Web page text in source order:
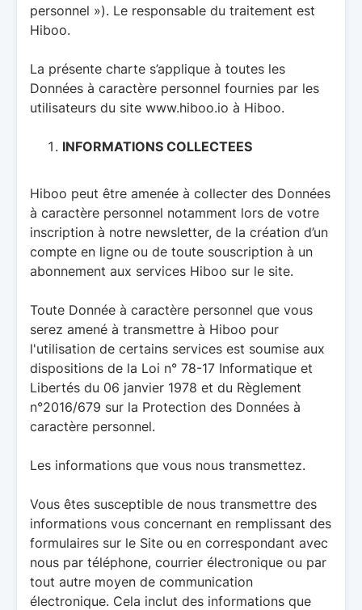
personnel »). Le responsable du traitement est
Hiboo.
La présente charte s’applique à toutes les
Données à caractère personnel fournies par les
utilisateurs du site www.hiboo.io à Hiboo.
INFORMATIONS COLLECTEES
Hiboo peut être amenée à collecter des Données
à caractère personnel notamment lors de votre
inscription à notre newsletter, de la création d’un
compte en ligne ou de toute souscription à un
abonnement aux services Hiboo sur le site.
Toute Donnée à caractère personnel que vous
serez amené à transmettre à Hiboo pour
l'utilisation de certains services est soumise aux
dispositions de la Loi n° 78-17 Informatique et
Libertés du 06 janvier 1978 et du Règlement
n°2016/679 sur la Protection des Données à
caractère personnel.
Les informations que vous nous transmettez.
Vous êtes susceptible de nous transmettre des
informations vous concernant en remplissant des
formulaires sur le Site ou en correspondant avec
nous par téléphone, courrier électronique ou par
tout autre moyen de communication
électronique. Cela inclut des informations que